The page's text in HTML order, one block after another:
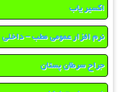
اکسیر یاب
نرم افزار عمومی مطب – داخلی
جراح سرطان پستان